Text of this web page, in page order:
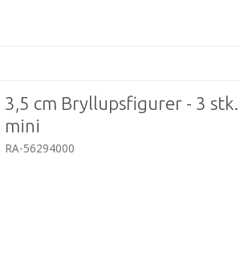
3,5 cm Bryllupsfigurer - 3 stk.
mini
RA-56294000